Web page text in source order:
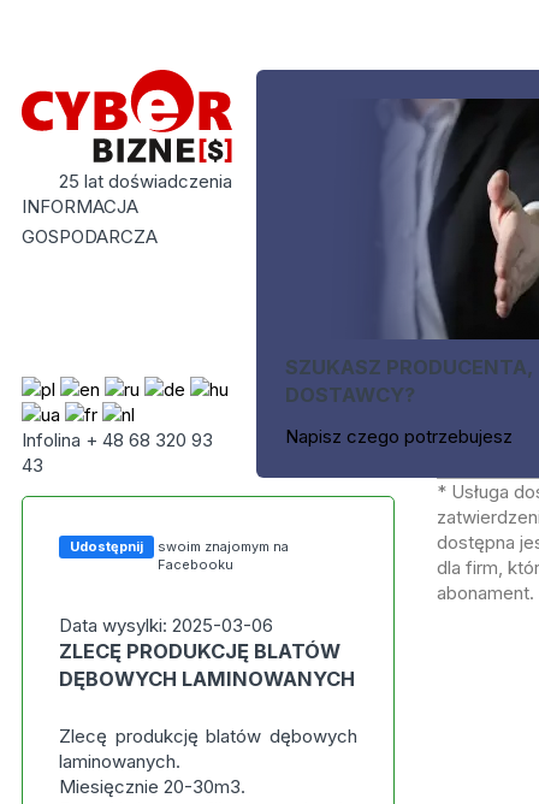
25 lat doświadczenia
INFORMACJA
GOSPODARCZA
Infolina + 48 68 320 93
43
SZUKASZ PRODUCENTA,
DOSTAWCY?
Napisz czego potrzebujesz
Udostępnij
swoim znajomym na
Facebooku
Data wysylki: 2025-03-06
ZLECĘ PRODUKCJĘ BLATÓW
DĘBOWYCH LAMINOWANYCH
Zlecę produkcję blatów dębowych
laminowanych.
Miesięcznie 20-30m3.
* Usługa
dostępna
dla firm,
abonament.